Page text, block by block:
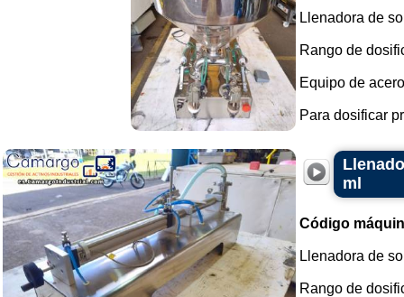
Llenadora de
Rango de
Equipo de
Para dosificar
ml
Código
Llenadora de
Rango de